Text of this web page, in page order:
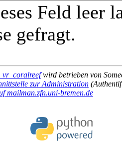
Feld leer
gefragt.
wird betrieben von
zur Administration
mailman.zfn.uni-bremen.de